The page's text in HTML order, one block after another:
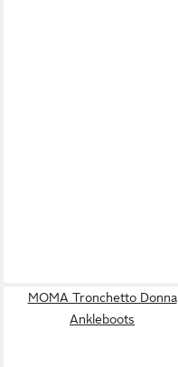
MOMA Tronchetto Donna
Ankleboots